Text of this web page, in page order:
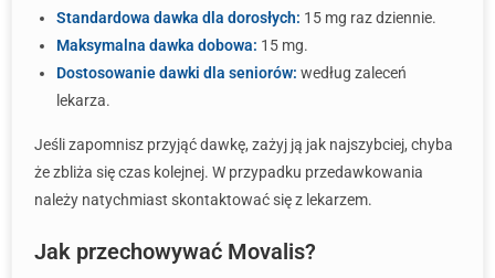
Standardowa dawka dla dorosłych: 15 mg raz dziennie.
Maksymalna dawka dobowa: 15 mg.
Dostosowanie dawki dla seniorów: według zaleceń
lekarza.
Jeśli zapomnisz przyjąć dawkę, zażyj ją jak najszybciej, chyba
że zbliża się czas kolejnej. W przypadku przedawkowania
należy natychmiast skontaktować się z lekarzem.
Jak przechowywać Movalis?